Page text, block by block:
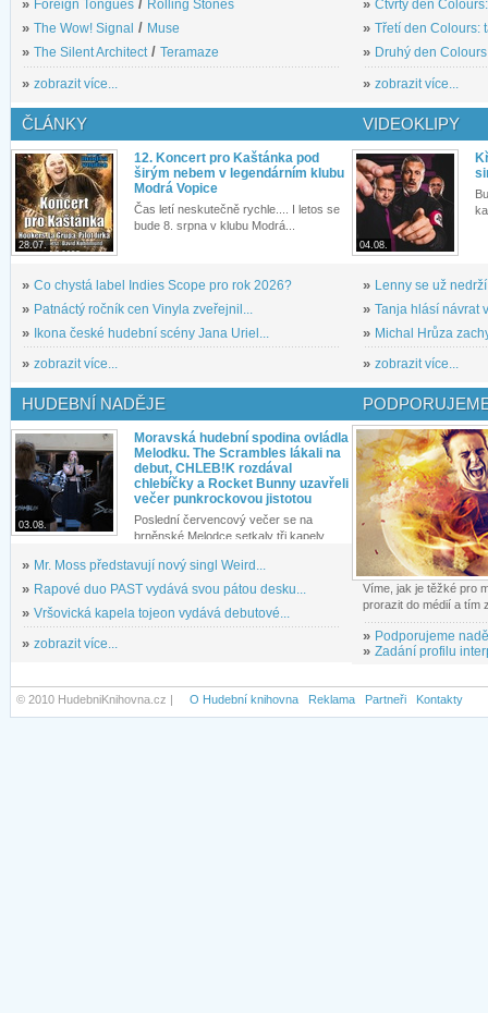
» Foreign Tongues / Rolling Stones
» The Wow! Signal / Muse
» The Silent Architect/ Teramaze
» zobrazit více...
» Čtvrtý den
» Třetí den Colours:
» Druhý den
» zobrazit více...
ČLÁNKY
28.07.
12. Koncert pro Kaštánka pod
širým nebem v legendárním klubu
Modrá Vopice
Čas letí neskutečně rychle.... I letos se
bude 8. srpna v klubu Modrá...
» Co chystá label Indies Scope pro rok 2026?
» Patnáctý ročník cen Vinyla zveřejnil...
» Ikona české hudební scény Jana Uriel...
» zobrazit více...
VIDEOKLIPY
04.08.
» Lenny se už
» Tanja hlásí návrat
» Michal Hrůza
» zobrazit více...
HUDEBNÍ NADĚJE
03.08.
Moravská hudební spodina ovládla
Melodku. The Scrambles lákali na
debut, CHLEB!K rozdával
chlebíčky a Rocket Bunny uzavřeli
večer punkrockovou jistotou
Poslední červencový večer se na
brněnské Melodce setkaly tři kapely...
» Mr. Moss představují nový singl Weird...
» Rapové duo PAST vydává svou pátou desku...
» Vršovická kapela tojeon vydává debutové...
» zobrazit více...
Víme, jak je těžké pro
prorazit do médií a tím
» Podporujeme
» Zadání profilu
© 2010 HudebniKnihovna.cz | O Hudební knihovna Reklama Partneři Kontakty